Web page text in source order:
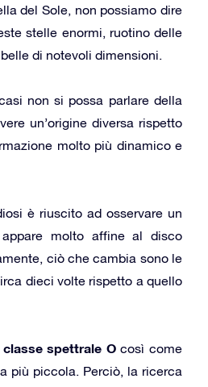
del Sole, non possiamo dire
stelle enormi, ruotino delle
di notevoli dimensioni.
non si possa parlare della
un’origine diversa rispetto
molto più dinamico e
è riuscito ad osservare un
molto affine al disco
ciò che cambia sono le
dieci volte rispetto a quello
classe spettrale Ocosì come
più piccola. Perciò, la ricerca